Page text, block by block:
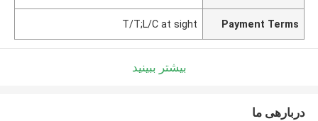
Payment Terms
T/T;L/C at sight
بیشتر ببینید
دربارهی ما